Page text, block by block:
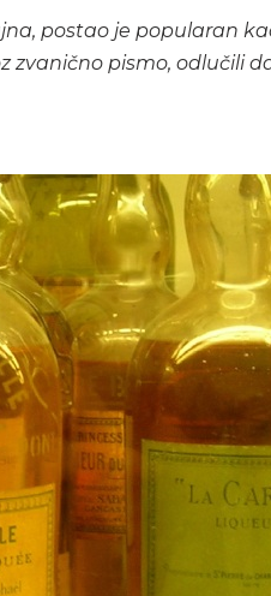
postao je popularan
zvanično pismo, odlučili